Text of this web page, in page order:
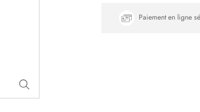
Paiement en ligne